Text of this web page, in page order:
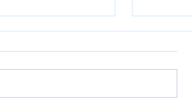
16 - 17 maggio 🏐 Risultati 9